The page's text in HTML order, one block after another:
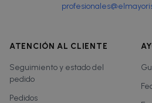
ATENCIÓN AL CLIENTE
Seguimiento y estado del
pedido
Pedidos